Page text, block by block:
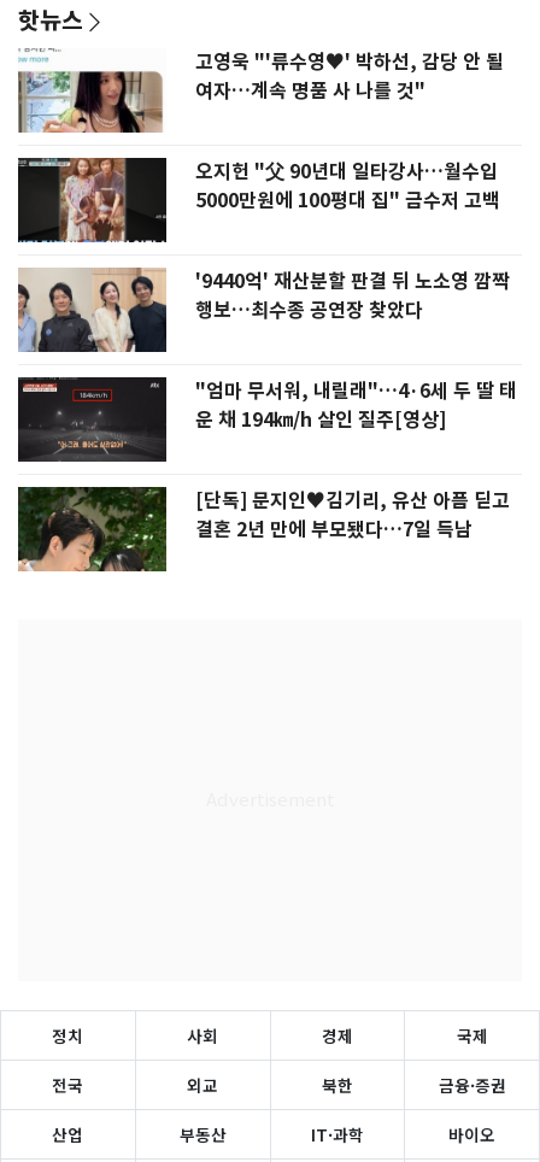
핫뉴스
고영욱 "'류수영♥' 박하선, 감당 안 될
여자…계속 명품 사 나를 것"
오지헌 "父 90년대 일타강사…월수입
5000만원에 100평대 집" 금수저 고백
'9440억' 재산분할 판결 뒤 노소영 깜짝
행보…최수종 공연장 찾았다
"엄마 무서워, 내릴래"…4·6세 두 딸 태
운 채 194㎞/h 살인 질주[영상]
[단독] 문지인♥김기리, 유산 아픔 딛고
결혼 2년 만에 부모됐다…7일 득남
정치 사회 경제 국제
전국 외교 북한 금융·증권
산업 부동산 IT·과학 바이오